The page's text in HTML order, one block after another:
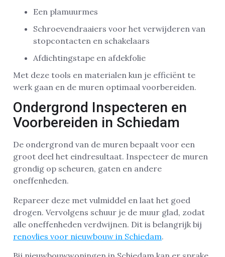
Een plamuurmes
Schroevendraaiers voor het verwijderen van
stopcontacten en schakelaars
Afdichtingstape en afdekfolie
Met deze tools en materialen kun je efficiënt te
werk gaan en de muren optimaal voorbereiden.
Ondergrond Inspecteren en
Voorbereiden in Schiedam
De ondergrond van de muren bepaalt voor een
groot deel het eindresultaat. Inspecteer de muren
grondig op scheuren, gaten en andere
oneffenheden.
Repareer deze met vulmiddel en laat het goed
drogen. Vervolgens schuur je de muur glad, zodat
alle oneffenheden verdwijnen. Dit is belangrijk bij
renovlies voor nieuwbouw in Schiedam.